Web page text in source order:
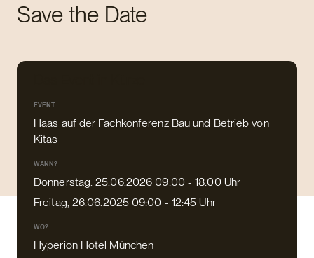
Save the Date
EVENT
Haas auf der Fachkonferenz Bau und Betrieb von
Kitas
WANN?
Donnerstag. 25.06.2026 09:00 - 18:00 Uhr
Freitag, 26.06.2025 09:00 - 12:45 Uhr
WO?
Hyperion Hotel München